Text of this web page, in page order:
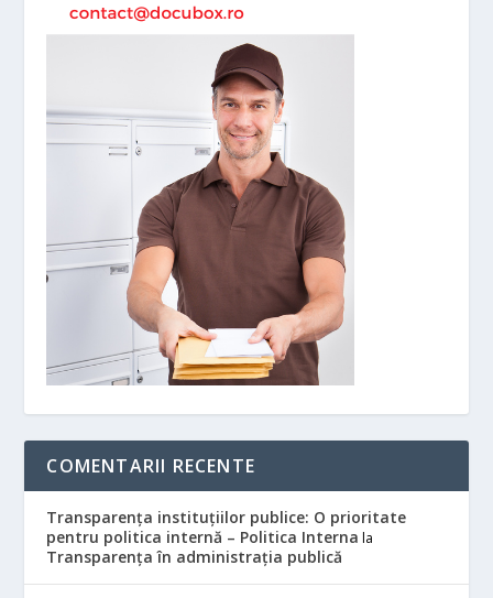
COMENTARII RECENTE
Transparența instituțiilor publice: O prioritate
pentru politica internă – Politica Interna la
Transparența în administrația publică